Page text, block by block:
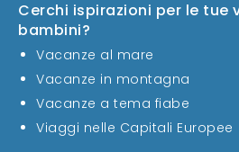
Cerchi ispirazioni per le tue
bambini?
Vacanze al mare
Vacanze in montagna
Vacanze a tema fiabe
Viaggi nelle Capitali Europee